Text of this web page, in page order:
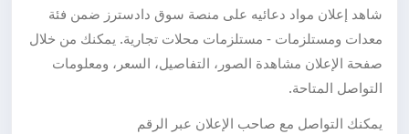
شاهد إعلان مواد دعائيه على منصة سوق دادسترز ضمن فئة
معدات ومستلزمات - مستلزمات محلات تجارية. يمكنك من خلال
صفحة الإعلان مشاهدة الصور، التفاصيل، السعر، ومعلومات
التواصل المتاحة.
يمكنك التواصل مع صاحب الإعلان عبر الرقم